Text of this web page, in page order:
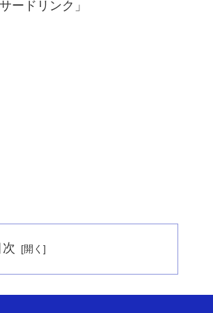
ードリンク」